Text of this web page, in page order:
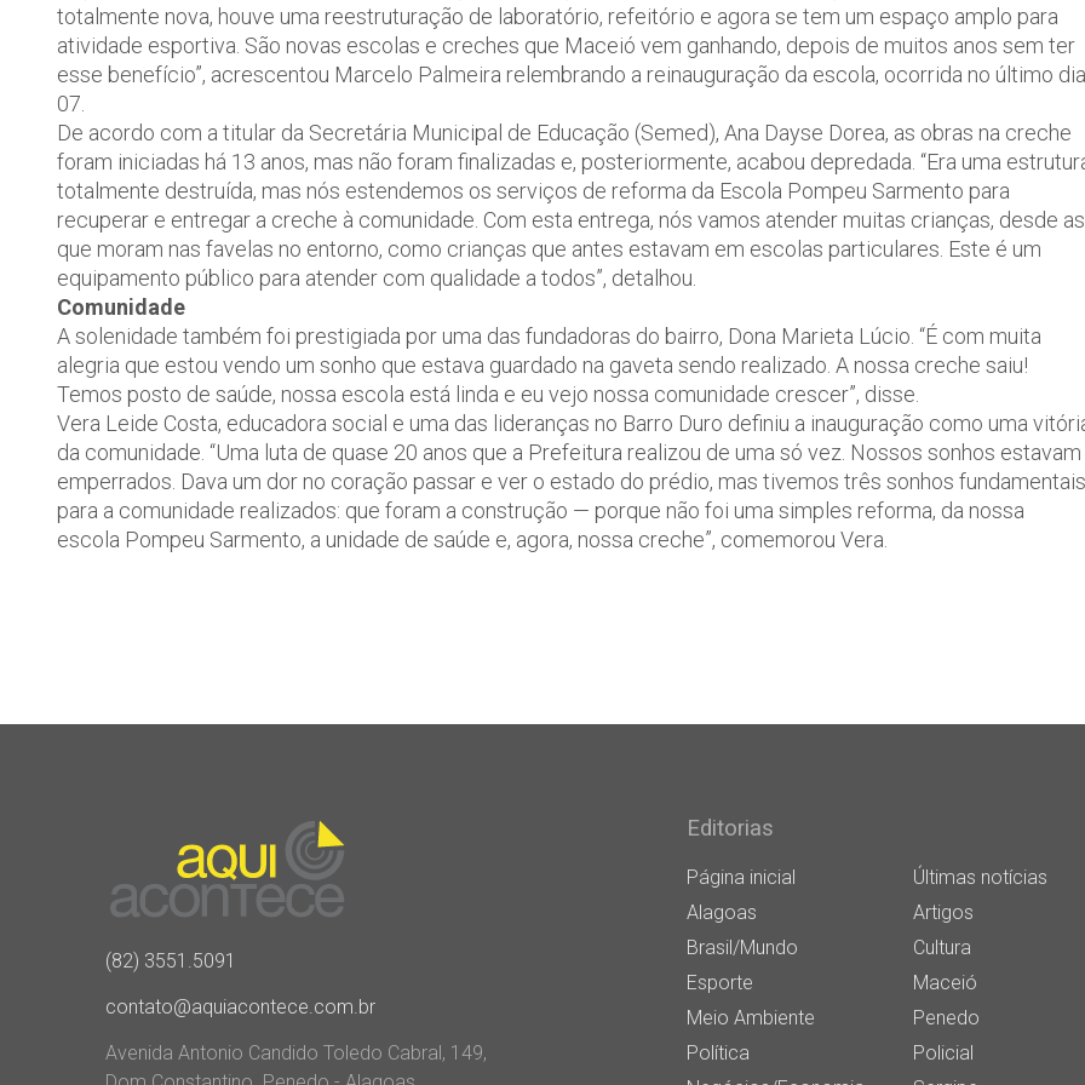
totalmente nova, houve uma reestruturação de laboratório, refeitório e agora se tem um espaço amplo para
atividade esportiva. São novas escolas e creches que Maceió vem ganhando, depois de muitos anos sem ter
esse benefício”, acrescentou Marcelo Palmeira relembrando a reinauguração da escola, ocorrida no último dia
07.
De acordo com a titular da Secretária Municipal de Educação (Semed), Ana Dayse Dorea, as obras na creche
foram iniciadas há 13 anos, mas não foram finalizadas e, posteriormente, acabou depredada. “Era uma
totalmente destruída, mas nós estendemos os serviços de reforma da Escola Pompeu Sarmento para
recuperar e entregar a creche à comunidade. Com esta entrega, nós vamos atender muitas crianças, desde as
que moram nas favelas no entorno, como crianças que antes estavam em escolas particulares. Este é um
equipamento público para atender com qualidade a todos”, detalhou.
Comunidade
A solenidade também foi prestigiada por uma das fundadoras do bairro, Dona Marieta Lúcio. “É com muita
alegria que estou vendo um sonho que estava guardado na gaveta sendo realizado. A nossa creche saiu!
Temos posto de saúde, nossa escola está linda e eu vejo nossa comunidade crescer”, disse.
Vera Leide Costa, educadora social e uma das lideranças no Barro Duro definiu a inauguração como uma
da comunidade. “Uma luta de quase 20 anos que a Prefeitura realizou de uma só vez. Nossos sonhos estavam
emperrados. Dava um dor no coração passar e ver o estado do prédio, mas tivemos três sonhos fundamentais
para a comunidade realizados: que foram a construção — porque não foi uma simples reforma, da nossa
escola Pompeu Sarmento, a unidade de saúde e, agora, nossa creche”, comemorou Vera.
(82) 3551.5091
contato@aquiacontece.com.br
Avenida Antonio Candido Toledo Cabral, 149,
Editorias
Página inicial
Últimas notícias
Alagoas
Artigos
Brasil/Mundo
Cultura
Esporte
Maceió
Meio Ambiente
Penedo
Política
Policial